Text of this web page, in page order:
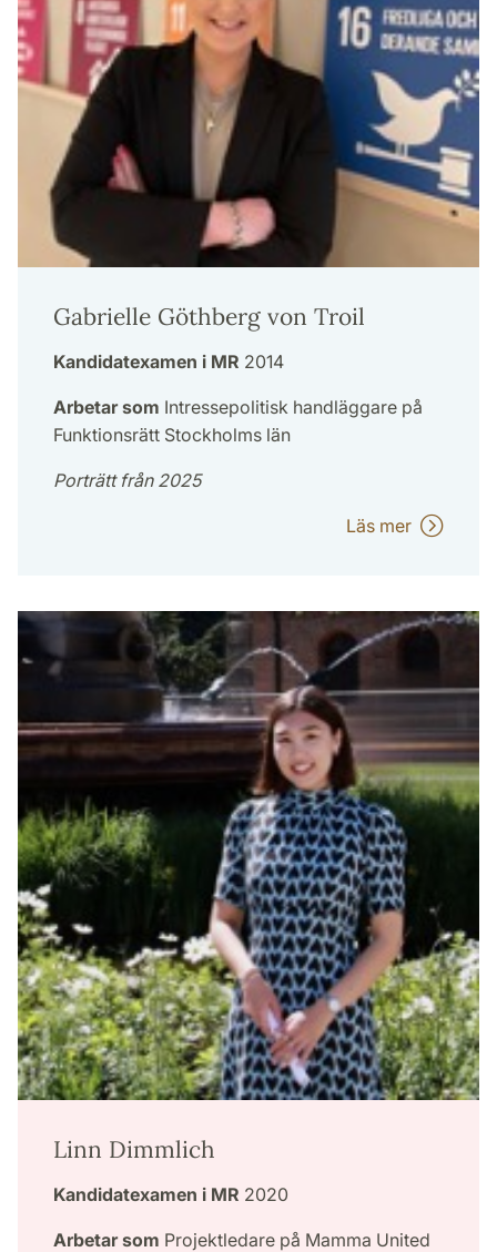
Gabrielle Göthberg von Troil
Kandidatexamen i MR 2014
Arbetar som Intressepolitisk handläggare på
Funktionsrätt Stockholms län
Porträtt från 2025
Läs mer
Linn Dimmlich
Kandidatexamen i MR 2020
Arbetar som Projektledare på Mamma United